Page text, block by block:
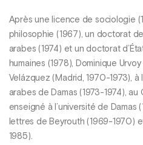
Après une licence de sociologie
philosophie (1967), un doctorat
arabes (1974) et un doctorat
humaines (1978), Dominique
Velázquez (Madrid, 1970-1973), à
arabes de Damas (1973-1974), au
enseigné à l’université de Damas
lettres de Beyrouth (1969-1970)
1985).